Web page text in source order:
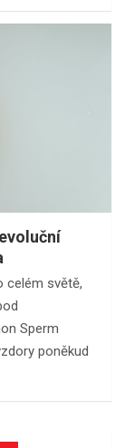
celém světě,
Sperm
poněkud